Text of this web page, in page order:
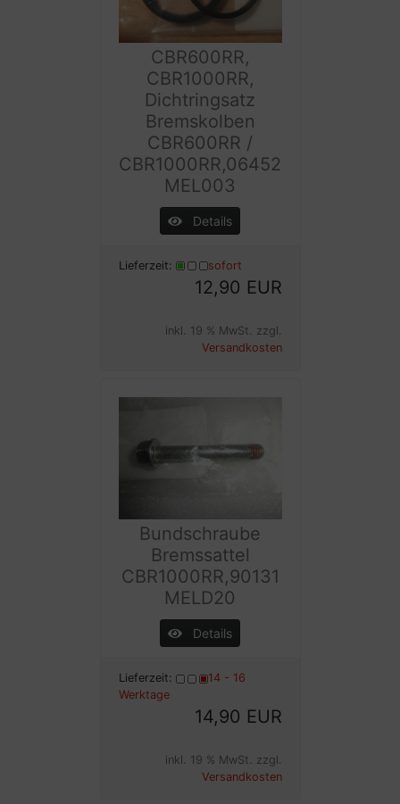
CBR600RR,
CBR1000RR,
Dichtringsatz
Bremskolben
CBR600RR /
CBR1000RR,06452
MEL003
Details
Lieferzeit: sofort
12,90 EUR
inkl. 19 % MwSt. zzgl.
Versandkosten
Bundschraube
Bremssattel
CBR1000RR,90131
MELD20
Details
Lieferzeit:
14 - 16
Werktage
14,90 EUR
inkl. 19 % MwSt. zzgl.
Versandkosten